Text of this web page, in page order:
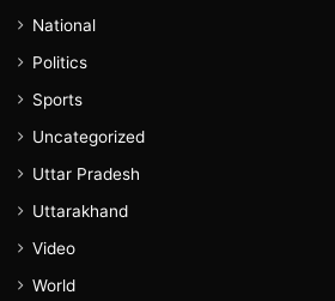
National
Politics
Sports
Uncategorized
Uttar Pradesh
Uttarakhand
Video
World